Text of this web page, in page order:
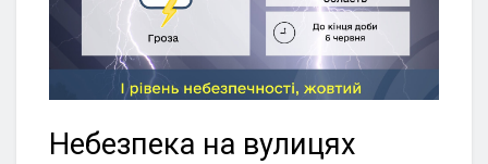
Небезпека на вулицях